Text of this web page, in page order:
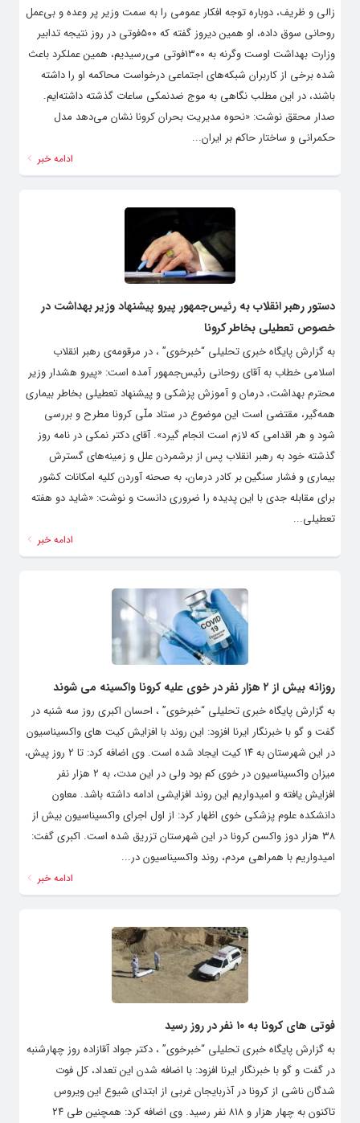
زالی و ظریف، دوباره توجه افکار عمومی را به سمت وزیر پر وعده و بی‌عمل
روحانی سوق داده، او‌ همین دیروز گفته که ۵۰۰فوتی در روز نتیجه تدابیر
وزارت بهداشت اوست وگرنه به ۱۳۰۰فوتی می‌رسیدیم، همین عملکرد باعث
شده برخی از کاربران شبکه‌های اجتماعی درخواست محاکمه او را داشته
باشند، در این مطلب نگاهی به موج ضدنمکی ساعات گذشته داشته‌ایم.
صدار محقق نوشت: «نحوه مدیریت بحران کرونا نشان می‌دهد مدل
حکمرانی و ساختار حاکم بر ایران...
ادامه خبر
دستور رهبر انقلاب به رئیس‌جمهور پیرو پیشنهاد وزیر بهداشت در
خصوص تعطیلی بخاطر کرونا
به گزارش پایگاه خبری تحلیلی “خبرخوی” ، در مرقومه‌ی رهبر انقلاب
اسلامی خطاب به آقای روحانی رئیس‌جمهور آمده است: «پیرو هشدار وزیر
محترم بهداشت، درمان و آموزش پزشکی و پیشنهاد تعطیلی بخاطر بیماری
همه‌گیر، مقتضی است این موضوع در ستاد ملّی کرونا مطرح و بررسی
شود و هر اقدامی که لازم است انجام گیرد». آقای دکتر نمکی در نامه روز
گذشته خود به رهبر انقلاب پس از برشمردن علل و زمینه‌های گسترش
بیماری و فشار سنگین بر کادر درمان، به صحنه آوردن کلیه امکانات کشور
برای مقابله جدی با این پدیده را ضروری دانست و نوشت: «شاید دو هفته
تعطیلی...
ادامه خبر
روزانه بیش از ۲ هزار نفر در خوی علیه کرونا واکسینه می شوند
به گزارش پایگاه خبری تحلیلی “خبرخوی” ، احسان اکبری روز سه شنبه در
گفت و گو با خبرنگار ایرنا افزود: این روند با افزایش کیت های واکسیناسیون
در این شهرستان به ۱۴ کیت ایجاد شده است. وی اضافه کرد: تا ۲ روز پیش،
میزان واکسیناسیون در خوی کم بود ولی در این مدت، به ۲ هزار نفر
افزایش یافته و امیدواریم این روند افزایشی ادامه داشته باشد. معاون
دانشکده علوم پزشکی خوی اظهار کرد: از اول اجرای واکسیناسیون بیش از
۳۸ هزار دوز واکسن کرونا در این شهرستان تزریق شده است. اکبری گفت:
امیدواریم با همراهی مردم، روند واکسیناسیون در...
ادامه خبر
فوتی های کرونا به ۱۰ نفر در روز رسید
به گزارش پایگاه خبری تحلیلی “خبرخوی” ، دکتر جواد آقازاده روز چهارشنبه
در گفت و گو با خبرنگار ایرنا افزود: با اضافه شدن این تعداد، کل فوت
شدگان ناشی از کرونا در آذربایجان غربی از ابتدای شیوع این ویروس
تاکنون به چهار هزار و ۸۱۸ نفر رسید. وی اضافه کرد: همچنین طی ۲۴